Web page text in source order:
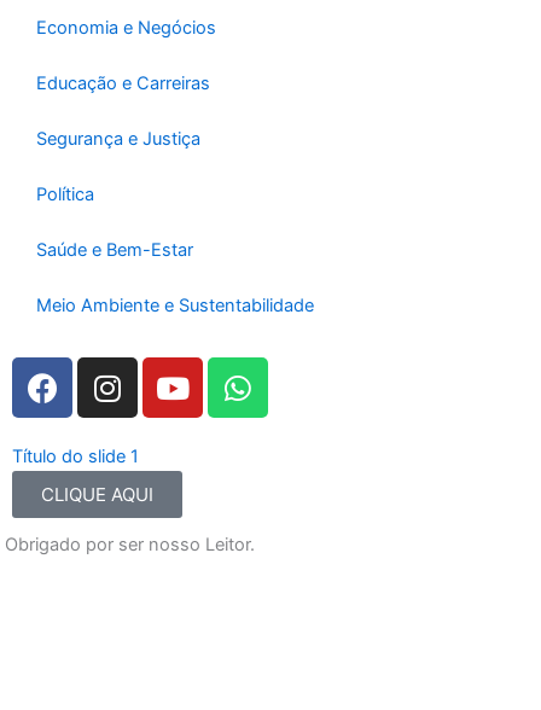
-
m
Economia e Negócios
Educação e Carreiras
Segurança e Justiça
Política
Saúde e Bem-Estar
Meio Ambiente e Sustentabilidade
F
a
e
b
o
o
I
n
t
a
g
r
Y
o
t
b
e
W
h
p
Título do slide 1
CLIQUE AQUI
Obrigado por ser nosso Leitor.